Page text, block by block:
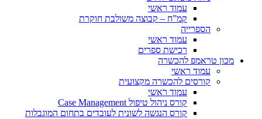
עמוד ראשי
קמ”ח – קבוצה משולבת חוקרת
הספרייה
עמוד ראשי
רכישת ספרים
מכון טראמפ להכשרה
עמוד ראשי
קורסים להכשרה מקצועית
עמוד ראשי
קורס ניהול טיפול Case Management
קורס הנגשה לשונית לעובדים בתחום המוגבלות